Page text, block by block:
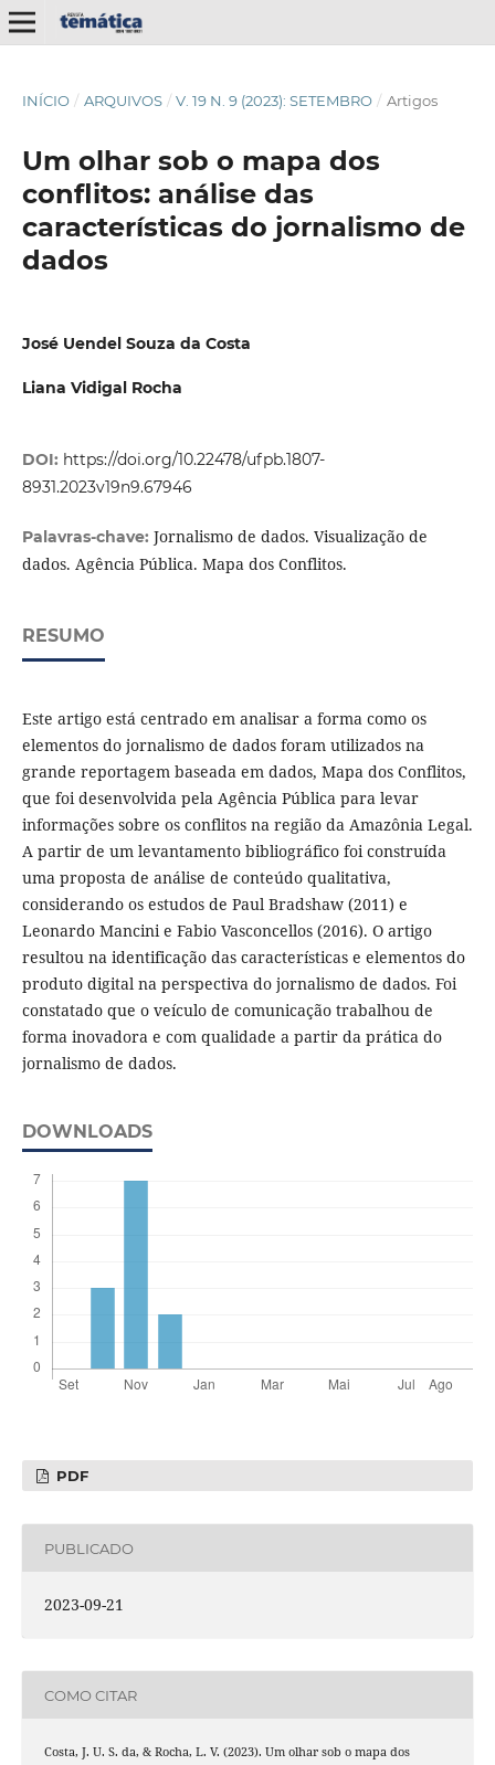
INÍCIO / ARQUIVOS / V. 19 N. 9 (2023): SETEMBRO / Artigos
Um olhar sob o mapa dos
conflitos: análise das
características do jornalismo de
dados
José Uendel Souza da Costa
Liana Vidigal Rocha
DOI: https://doi.org/10.22478/ufpb.1807-
8931.2023v19n9.67946
Palavras-chave: Jornalismo de dados. Visualização de
dados. Agência Pública. Mapa dos Conflitos.
RESUMO
Este artigo está centrado em analisar a forma como os
elementos do jornalismo de dados foram utilizados na
grande reportagem baseada em dados, Mapa dos Conflitos,
que foi desenvolvida pela Agência Pública para levar
informações sobre os conflitos na região da Amazônia Legal.
A partir de um levantamento bibliográfico foi construída
uma proposta de análise de conteúdo qualitativa,
considerando os estudos de Paul Bradshaw (2011) e
Leonardo Mancini e Fabio Vasconcellos (2016). O artigo
resultou na identificação das características e elementos do
produto digital na perspectiva do jornalismo de dados. Foi
constatado que o veículo de comunicação trabalhou de
forma inovadora e com qualidade a partir da prática do
jornalismo de dados.
DOWNLOADS
PDF
PUBLICADO
2023-09-21
COMO CITAR
Costa, J. U. S. da, & Rocha, L. V. (2023). Um olhar sob o mapa dos